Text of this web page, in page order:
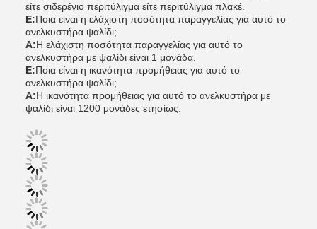
είτε σιδερένιο περιτύλιγμα είτε περιτύλιγμα πλακέ.
Ε:Ποια είναι η ελάχιστη ποσότητα παραγγελίας για αυτό το
ανελκυστήρα ψαλίδι;
Α:Η ελάχιστη ποσότητα παραγγελίας για αυτό το
ανελκυστήρα με ψαλίδι είναι 1 μονάδα.
Ε:Ποια είναι η ικανότητα προμήθειας για αυτό το
ανελκυστήρα ψαλίδι;
Α:Η ικανότητα προμήθειας για αυτό το ανελκυστήρα με
ψαλίδι είναι 1200 μονάδες ετησίως.